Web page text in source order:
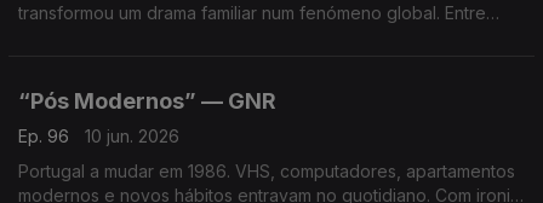
transformou um drama familiar num fenómeno global. Entre
“Pós Modernos” — GNR
Ep. 96
10 jun. 2026
Portugal a mudar em 1986. VHS, computadores, apartamentos
modernos e novos hábitos entravam no quotidiano. Com ironia